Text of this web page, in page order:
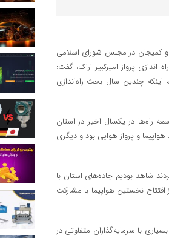
و کمیجان در مجلس شورای اسلامی
اندازی پرواز امیرکبیر اراک، گفت:
اینکه چندین سال بحث راه‌اندازی
راه‌ها در یکسال اخیر در استان
و پرواز هوایی بود و دیگری
شاهد بودیم جاده‌های استان با
نخستین هواپیما با مشارکت
با سرمایه‌گذاران متفاوتی در